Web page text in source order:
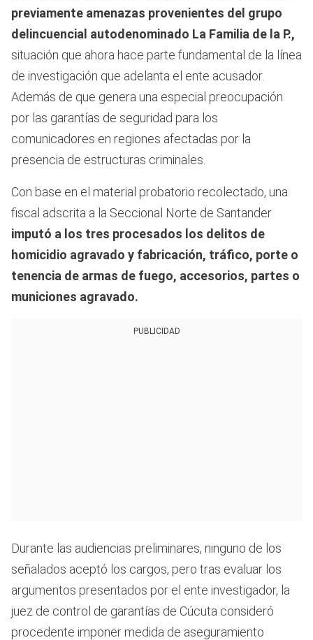
previamente amenazas provenientes del grupo
delincuencial autodenominado La Familia de la P.,
situación que ahora hace parte fundamental de la línea
de investigación que adelanta el ente acusador.
Además de que genera una especial preocupación
por las garantías de seguridad para los
comunicadores en regiones afectadas por la
presencia de estructuras criminales.
Con base en el material probatorio recolectado, una
fiscal adscrita a la Seccional Norte de Santander
imputó a los tres procesados los delitos de
homicidio agravado y fabricación, tráfico, porte o
tenencia de armas de fuego, accesorios, partes o
municiones agravado.
PUBLICIDAD
Durante las audiencias preliminares, ninguno de los
señalados aceptó los cargos, pero tras evaluar los
argumentos presentados por el ente investigador, la
juez de control de garantías de Cúcuta consideró
procedente imponer medida de aseguramiento